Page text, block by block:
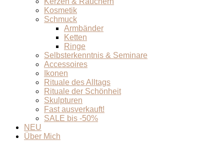
Kosmetik
Schmuck
Armbänder
Ketten
Ringe
Selbsterkenntnis & Seminare
Accessoires
Ikonen
Rituale des Alltags
Rituale der Schönheit
Skulpturen
Fast ausverkauft!
SALE bis -50%
NEU
Über Mich